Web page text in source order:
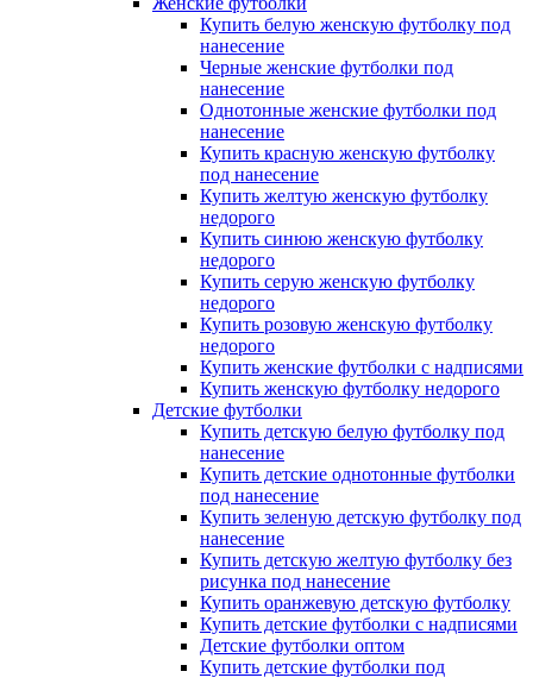
Купить белую женскую футболку под
нанесение
Черные женские футболки под
нанесение
Однотонные женские футболки под
нанесение
Купить красную женскую футболку
под нанесение
Купить желтую женскую футболку
недорого
Купить синюю женскую футболку
недорого
Купить серую женскую футболку
недорого
Купить розовую женскую футболку
недорого
Купить женские футболки с надписями
Купить женскую футболку недорого
Детские футболки
Купить детскую белую футболку под
нанесение
Купить детские однотонные футболки
под нанесение
Купить зеленую детскую футболку под
нанесение
Купить детскую желтую футболку без
рисунка под нанесение
Купить оранжевую детскую футболку
Купить детские футболки с надписями
Детские футболки оптом
Купить детские футболки под